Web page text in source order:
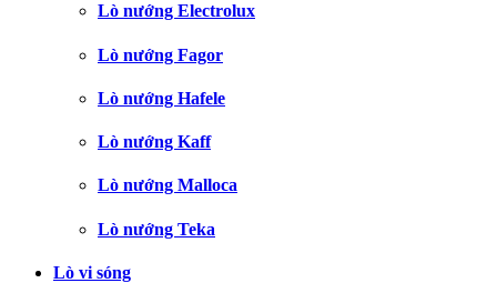
Lò nướng Electrolux
Lò nướng Fagor
Lò nướng Hafele
Lò nướng Kaff
Lò nướng Malloca
Lò nướng Teka
Lò vi sóng